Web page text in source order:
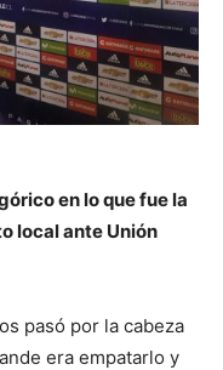
en lo que fue la
local ante Unión
pasó por la cabeza
era empatarlo y